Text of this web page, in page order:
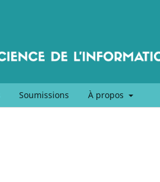
Soumissions À propos